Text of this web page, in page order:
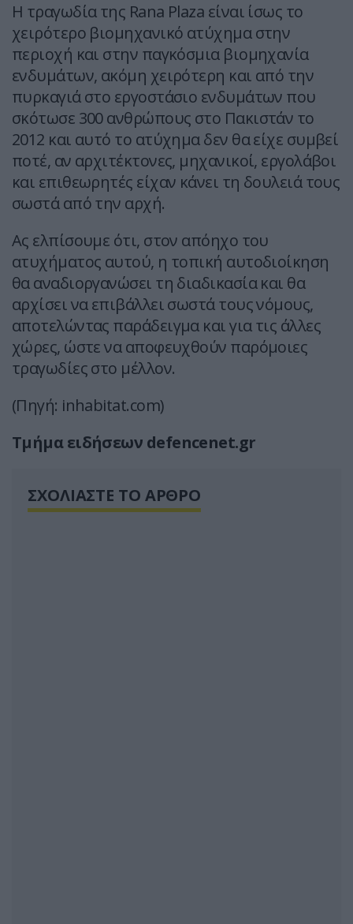
Η τραγωδία της Rana Plaza είναι ίσως το
χειρότερο βιομηχανικό ατύχημα στην
περιοχή και στην παγκόσμια βιομηχανία
ενδυμάτων, ακόμη χειρότερη και από την
πυρκαγιά στο εργοστάσιο ενδυμάτων που
σκότωσε 300 ανθρώπους στο Πακιστάν το
2012 και αυτό το ατύχημα δεν θα είχε συμβεί
ποτέ, αν αρχιτέκτονες, μηχανικοί, εργολάβοι
και επιθεωρητές είχαν κάνει τη δουλειά τους
σωστά από την αρχή.
Ας ελπίσουμε ότι, στον απόηχο του
ατυχήματος αυτού, η τοπική αυτοδιοίκηση
θα αναδιοργανώσει τη διαδικασία και θα
αρχίσει να επιβάλλει σωστά τους νόμους,
αποτελώντας παράδειγμα και για τις άλλες
χώρες, ώστε να αποφευχθούν παρόμοιες
τραγωδίες στο μέλλον.
(Πηγή: inhabitat.com)
Τμήμα ειδήσεων defencenet.gr
ΣΧΟΛΙΑΣΤΕ ΤΟ ΑΡΘΡΟ